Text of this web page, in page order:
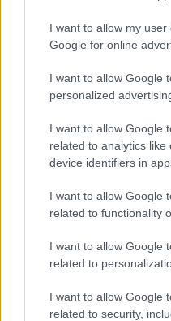
I want to allow my
Google for online
I want to allow Google
personalized
I want to allow Google
related to analytics like
device identifiers in
I want to allow Google
related to functionality
I want to allow Google
related to
I want to allow Google
related to security,
«Φίλτρο» της ΑΑΔΕ στις
το χαρτζιλίκι και οι